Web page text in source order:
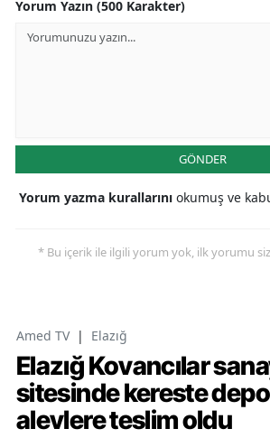
Yorum Yazın (500 Karakter)
GÖNDER
Yorum yazma kurallarını okumuş ve
* Bu içerik ile ilgili yorum yok, ilk yorumu siz
Amed TV | Elazığ
Elazığ Kovancılar
sitesinde kereste
alevlere teslim oldu